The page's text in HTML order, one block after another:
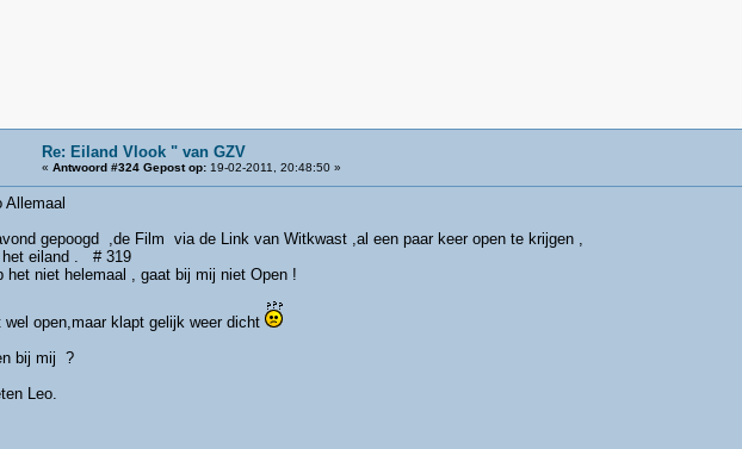
Re: Eiland Vlook " van GZV
« Antwoord #324 Gepost op:19-02-2011, 20:48:50 »
Allemaal
gepoogd ,de Film via de Link van Witkwast ,al een paar keer open te krijgen ,
het eiland . # 319
het niet helemaal , gaat bij mij niet Open !
wel open,maar klapt gelijk weer dicht
bij mij ?
Leo.